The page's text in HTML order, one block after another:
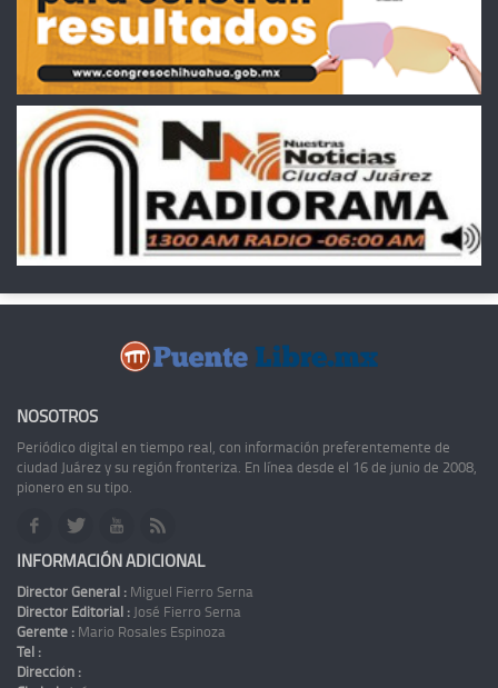
NOSOTROS
Periódico digital en tiempo real, con información preferentemente de
ciudad Juárez y su región fronteriza. En línea desde el 16 de junio de 2008,
pionero en su tipo.
INFORMACIÓN ADICIONAL
Director General : Miguel Fierro Serna
Director Editorial : José Fierro Serna
Gerente : Mario Rosales Espinoza
Tel :
Dirección :